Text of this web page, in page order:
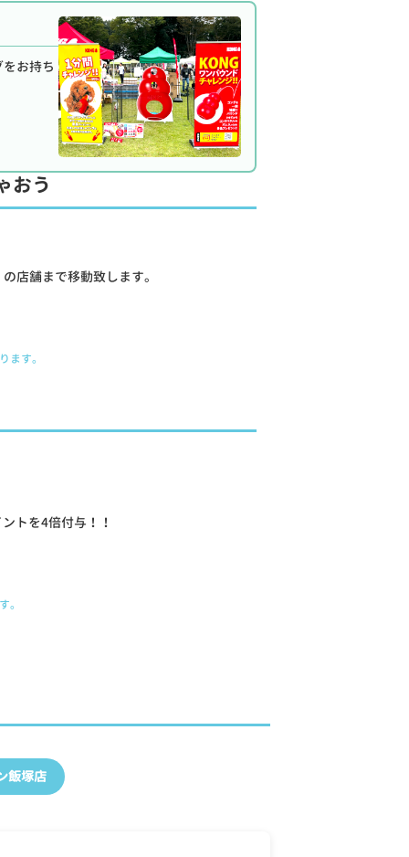
お持ち
おう
店舗まで移動致します。
す。
トを4倍付与！！
。
飯塚店